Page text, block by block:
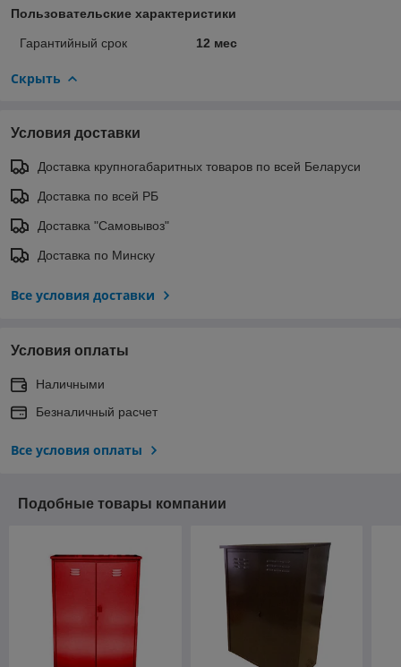
Пользовательские характеристики
Гарантийный срок 12 мес
Скрыть
Условия доставки
Доставка крупногабаритных товаров по всей Беларуси
Доставка по всей РБ
Доставка "Самовывоз"
Доставка по Минску
Все условия доставки
Условия оплаты
Наличными
Безналичный расчет
Все условия оплаты
Подобные товары компании